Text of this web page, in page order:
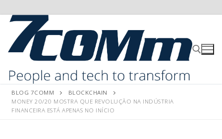
BLOG 7COMM
BLOCKCHAIN
MONEY 20/20 MOSTRA QUE REVOLUÇÃO NA INDÚSTRIA
FINANCEIRA ESTÁ APENAS NO INÍCIO